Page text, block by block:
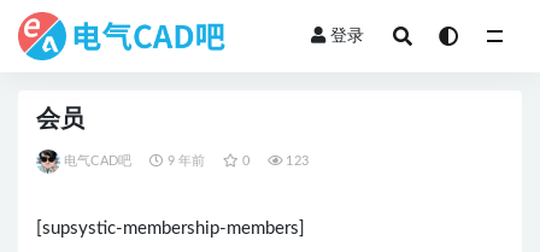
登录
会员
电气CAD吧 9 年前 0 123
[supsystic-membership-members]